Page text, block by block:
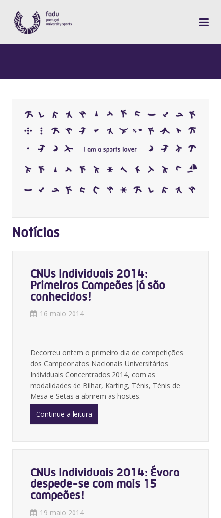
Notícias
CNUs Individuais 2014:
Primeiros Campeões já são
conhecidos!
16 maio 2014
Decorreu ontem o primeiro dia de competições
dos Campeonatos Nacionais Universitários
Individuais Concentrados 2014, com as
modalidades de Bilhar, Karting, Ténis, Ténis de
Mesa e Setas a abrirem as hostes.
Continue a leitura
CNUs Individuais 2014: Évora
despede-se com mais 15
campeões!
19 maio 2014